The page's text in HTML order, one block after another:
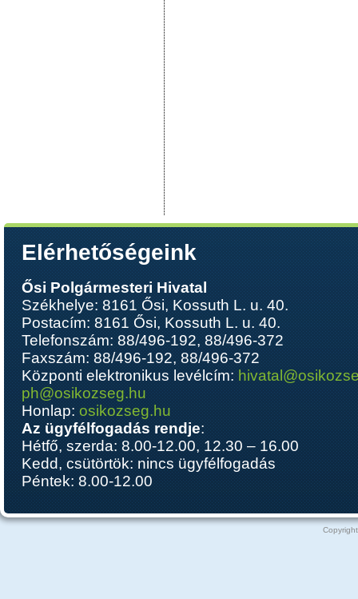
Elérhetőségeink
Ősi Polgármesteri Hivatal
Székhelye: 8161 Ősi, Kossuth L. u. 40.
Postacím: 8161 Ősi, Kossuth L. u. 40.
Telefonszám: 88/496-192, 88/496-372
Faxszám: 88/496-192, 88/496-372
Központi elektronikus levélcím:
ph@osikozseg.hu
Honlap:osikozseg.hu
Az ügyfélfogadás rendje:
Hétfő, szerda: 8.00-12.00, 12.30 – 16.00
Kedd, csütörtök: nincs ügyfélfogadás
Péntek: 8.00-12.00